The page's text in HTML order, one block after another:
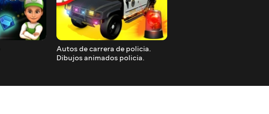
Autos de carrera de policia.
Dibujos animados policia.